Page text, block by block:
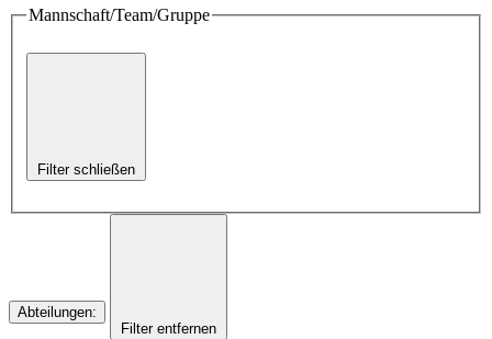
Mannschaft/Team/Gruppe
Filter schließen
Abteilungen:
Filter entfernen